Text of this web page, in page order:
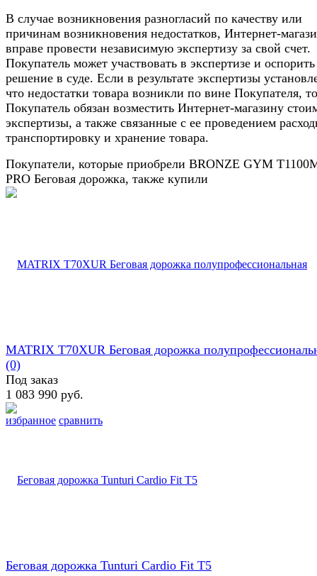
В случае возникновения разногласий по качеству или
причинам возникновения недостатков, Интернет-
вправе провести независимую экспертизу за свой счет.
Покупатель может участвовать в экспертизе и оспорить
решение в суде. Если в результате экспертизы
что недостатки товара возникли по вине Покупателя, то
Покупатель обязан возместить Интернет-магазину
экспертизы, а также связанные с ее проведением
транспортировку и хранение товара.
Покупатели, которые приобрели BRONZE GYM
PRO Беговая дорожка, также купили
избранное сравнить
MATRIX T70XUR Беговая дорожка
(0)
Под заказ
1 083 990 руб.
Беговая дорожĸа Tunturi Cardio Fit T5